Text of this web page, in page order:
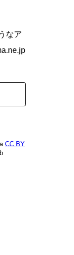
なア
CC BY